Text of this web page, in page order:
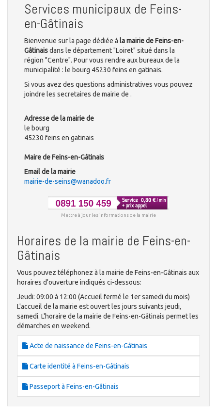
Services municipaux de Feins-
en-Gâtinais
Bienvenue sur la page dédiée à la mairie de Feins-en-
Gâtinaisdans le département "Loiret" situé dans la
région "Centre". Pour vous rendre aux bureaux de la
municipalité : le bourg 45230 feins en gatinais.
Si vous avez des questions administratives vous pouvez
joindre les secretaires de mairie de .
Adresse de la mairie de
le bourg
45230 feins en gatinais
Maire de Feins-en-Gâtinais
Email de la mairie
mairie-de-seins@wanadoo.fr
Mettre à jour les informations de la mairie
Horaires de la mairie de Feins-en-
Gâtinais
Vous pouvez téléphonez à la mairie de Feins-en-Gâtinais aux
horaires d'ouverture indiqués ci-dessous:
Jeudi: 09:00 à 12:00 (Accueil fermé le 1er samedi du mois)
L'accueil de la mairie est ouvert les jours suivants jeudi,
samedi. L'horaire de la mairie de Feins-en-Gâtinais permet les
démarches en weekend.
Acte de naissance de Feins-en-Gâtinais
Carte identité à Feins-en-Gâtinais
Passeport à Feins-en-Gâtinais